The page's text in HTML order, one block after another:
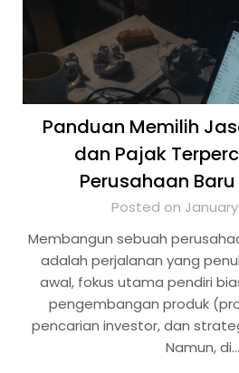
Panduan Memilih
dan Pajak
Perusahaan
Posted on January
Membangun sebuah
adalah perjalanan yang
awal, fokus utama pendiri
pengembangan produk
pencarian investor, dan
Namun, di…